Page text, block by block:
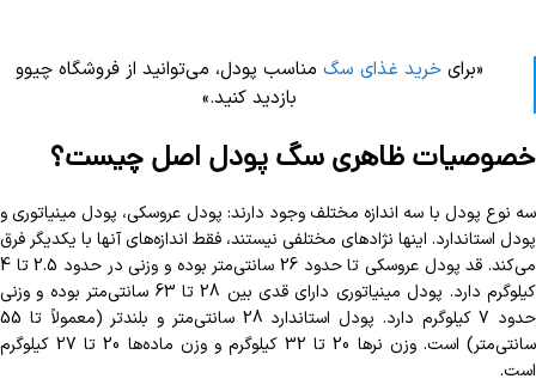
«برایخرید غذای سگ مناسب پودل، می‌توانید از فروشگاه چیوو
بازدید کنید.»
خصوصیات ظاهری سگ پودل اصل چیست؟
سه نوع پودل با سه اندازه مختلف وجود دارند: پودل عروسکی، پودل مینیاتوری و
پودل استاندارد. اینها نژادهای مختلفی نیستند، فقط اندازه‌های آنها با یکدیگر فرق
می‌کند. قد پودل عروسکی تا حدود 26 سانتی‌متر بوده و وزنی در حدود 2.5 تا 4
کیلوگرم دارد. پودل مینیاتوری دارای قدی بین 28 تا 63 سانتی‌متر بوده و وزنی
حدود 7 کیلوگرم دارد. پودل استاندارد 28 سانتی‌متر و بلندتر (معمولاً تا 55
سانتی‌متر) است. وزن نرها 20 تا 32 کیلوگرم و وزن ماده‌ها 20 تا 27 کیلوگرم
است.